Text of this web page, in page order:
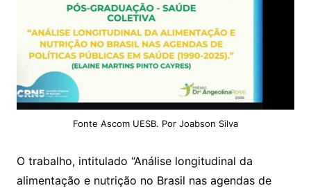
Fonte Ascom UESB. Por Joabson Silva
O trabalho, intitulado “Análise longitudinal da
alimentação e nutrição no Brasil nas agendas de